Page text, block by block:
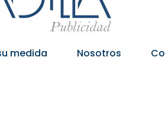
medida Nosotros